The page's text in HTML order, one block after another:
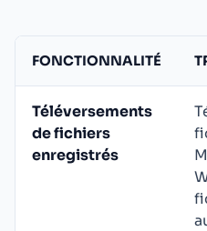
FONCTIONNALITÉ
Téléversements
de fichiers
enregistrés